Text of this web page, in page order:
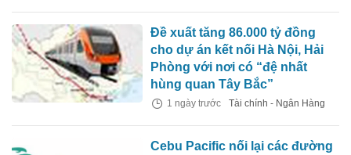
Đề xuất tăng 86.000 tỷ đồng
cho dự án kết nối Hà Nội, Hải
Phòng với nơi có “đệ nhất
hùng quan Tây Bắc”
1 ngày trước Tài chính - Ngân Hàng
Cebu Pacific nối lại các đường